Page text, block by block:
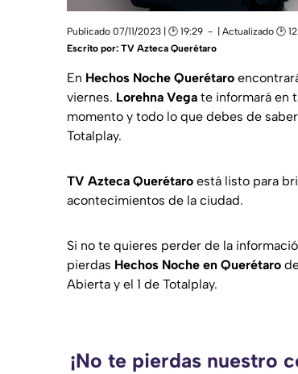
Publicado 07/11/2023 | 🕑 19:29 | Actualizado 🕑
Escrito por: TV Azteca Querétaro
En Hechos Noche Querétaro
viernes. Lorehna Vega te informará en
momento y todo lo que debes de
Totalplay.
TV Azteca Querétaro está listo para
acontecimientos de la ciudad.
Si no te quieres perder de la
pierdas Hechos Noche en Querétaro
Abierta y el 1 de Totalplay.
¡No te pierdas nuestro